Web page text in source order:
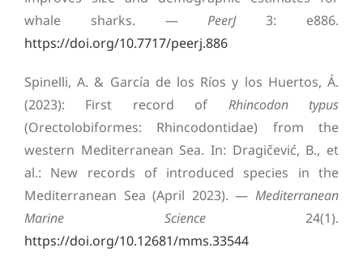
whale sharks. —PeerJ3: e886.
https://doi.org/10.7717/peerj.886
Spinelli, A. & García de los Ríos y los Huertos, Á.
(2023): First record of Rhincodon typus
(Orectolobiformes: Rhincodontidae) from the
western Mediterranean Sea. In: Dragičević, B., et
al.: New records of introduced species in the
Mediterranean Sea (April 2023). — Mediterranean
Marine Science24(1).
https://doi.org/10.12681/mms.33544